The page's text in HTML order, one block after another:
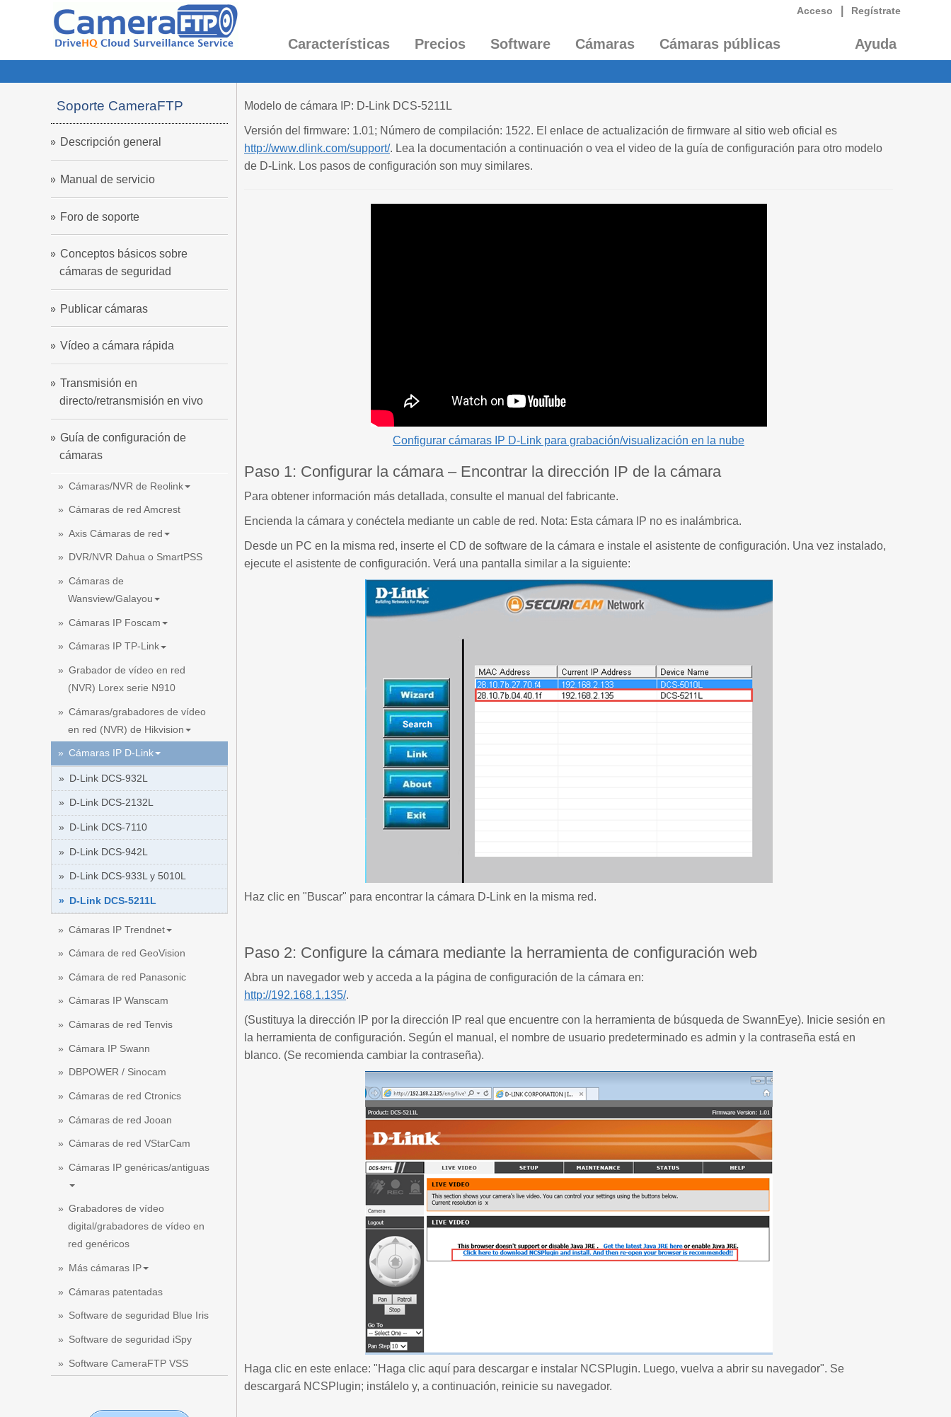
Acceso Regístrate
Características Precios Software Cámaras Cámaras públicas Ayuda
Soporte CameraFTP
Descripción general
Manual de servicio
Foro de soporte
Conceptos básicos sobre
cámaras de seguridad
Publicar cámaras
Vídeo a cámara rápida
Transmisión en
directo/retransmisión en vivo
Guía de configuración de
cámaras
Cámaras/NVR de Reolink
Cámaras de red Amcrest
Axis Cámaras de red
DVR/NVR Dahua o SmartPSS
Cámaras de
Wansview/Galayou
Cámaras IP Foscam
Cámaras IP TP-Link
Grabador de vídeo en red
(NVR) Lorex serie N910
Cámaras/grabadores de vídeo
en red (NVR) de Hikvision
Cámaras IP D-Link
D-Link DCS-932L
D-Link DCS-2132L
D-Link DCS-7110
D-Link DCS-942L
D-Link DCS-933L y 5010L
D-Link DCS-5211L
Cámaras IP Trendnet
Cámara de red GeoVision
Cámara de red Panasonic
Cámaras IP Wanscam
Cámaras de red Tenvis
Cámara IP Swann
DBPOWER / Sinocam
Cámaras de red Ctronics
Cámaras de red Jooan
Cámaras de red VStarCam
Cámaras IP genéricas/antiguas
Grabadores de vídeo
digital/grabadores de vídeo en
red genéricos
Más cámaras IP
Cámaras patentadas
Software de seguridad Blue Iris
Software de seguridad iSpy
Software CameraFTP VSS
Modelo de cámara IP: D-Link DCS-5211L
Versión del firmware: 1.01; Número de compilación: 1522. El enlace de actualización de firmware al sitio web oficial es
http://www.dlink.com/support/. Lea la documentación a continuación o vea el video de la guía de configuración para otro modelo
de D-Link. Los pasos de configuración son muy similares.
Configurar cámaras IP D-Link para grabación/visualización en la nube
Paso 1: Configurar la cámara – Encontrar la dirección IP de la cámara
Para obtener información más detallada, consulte el manual del fabricante.
Encienda la cámara y conéctela mediante un cable de red. Nota: Esta cámara IP no es inalámbrica.
Desde un PC en la misma red, inserte el CD de software de la cámara e instale el asistente de configuración. Una vez instalado,
ejecute el asistente de configuración. Verá una pantalla similar a la siguiente:
Haz clic en "Buscar" para encontrar la cámara D-Link en la misma red.
Paso 2: Configure la cámara mediante la herramienta de configuración web
Abra un navegador web y acceda a la página de configuración de la cámara en:
http://192.168.1.135/.
(Sustituya la dirección IP por la dirección IP real que encuentre con la herramienta de búsqueda de SwannEye). Inicie sesión en
la herramienta de configuración. Según el manual, el nombre de usuario predeterminado es admin y la contraseña está en
blanco. (Se recomienda cambiar la contraseña).
Haga clic en este enlace: "Haga clic aquí para descargar e instalar NCSPlugin. Luego, vuelva a abrir su navegador". Se
descargará NCSPlugin; instálelo y, a continuación, reinicie su navegador.